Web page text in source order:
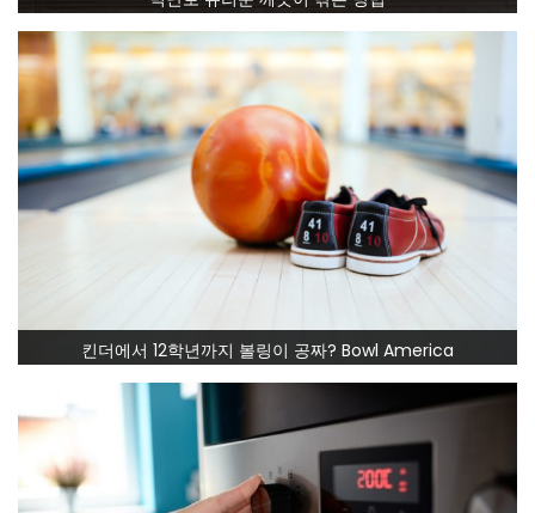
킨더에서 12학년까지 볼링이 공짜? Bowl America